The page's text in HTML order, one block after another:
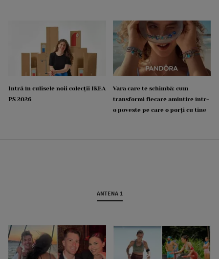
Intră în culisele noii colecții IKEA
PS 2026
Vara care te schimbă: cum
transformi fiecare amintire într-
o poveste pe care o porți cu tine
ANTENA 1